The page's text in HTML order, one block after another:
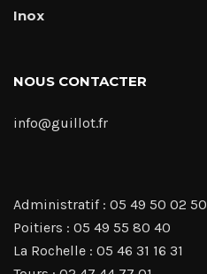
Inox
NOUS CONTACTER
info@guillot.fr
Administratif : 05 49 50 02 50
Poitiers : 05 49 55 80 40
La Rochelle : 05 46 31 16 31